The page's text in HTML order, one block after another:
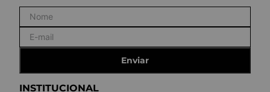
INSTITUCIONAL
Enviar